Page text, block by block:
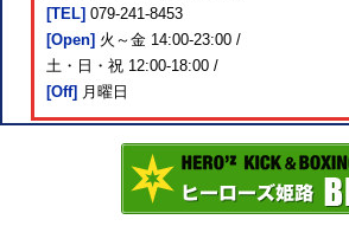
[TEL] 079-241-8453
[Open] 火～金 14:00-23:00 /
土・日・祝 12:00-18:00 /
[Off] 月曜日